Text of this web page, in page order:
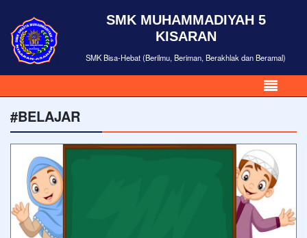
SMK MUHAMMADIYAH 5
KISARAN
SMK Bisa-Hebat (Berilmu, Beriman, Berakhlak dan Beramal)
#BELAJAR